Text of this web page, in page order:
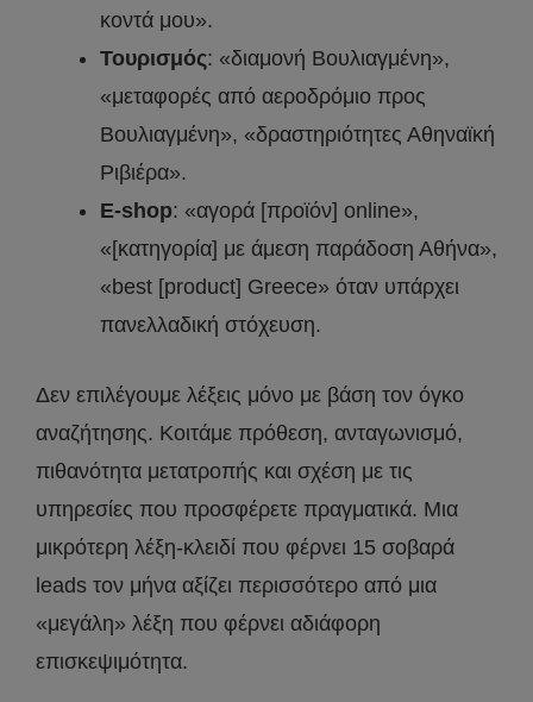
κοντά μου».
Τουρισμός: «διαμονή Βουλιαγμένη»,
«μεταφορές από αεροδρόμιο προς
Βουλιαγμένη», «δραστηριότητες Αθηναϊκή
Ριβιέρα».
E-shop: «αγορά [προϊόν] online»,
«[κατηγορία] με άμεση παράδοση Αθήνα»,
«best [product] Greece» όταν υπάρχει
πανελλαδική στόχευση.
Δεν επιλέγουμε λέξεις μόνο με βάση τον όγκο
αναζήτησης. Κοιτάμε πρόθεση, ανταγωνισμό,
πιθανότητα μετατροπής και σχέση με τις
υπηρεσίες που προσφέρετε πραγματικά. Μια
μικρότερη λέξη-κλειδί που φέρνει 15 σοβαρά
leads τον μήνα αξίζει περισσότερο από μια
«μεγάλη» λέξη που φέρνει αδιάφορη
επισκεψιμότητα.